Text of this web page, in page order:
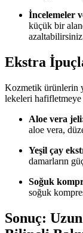
İncelemeler
küçük bir
Ekstra
Kozmetik ürünlerin
lekeleri hafifletmeye
Aloe vera
aloe vera,
Yeşil çay
damarların
Soğuk
soğuk
Sonuç: